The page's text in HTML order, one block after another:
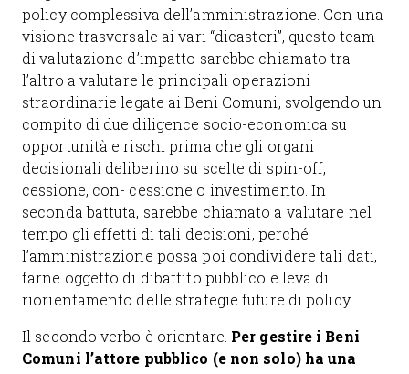
policy complessiva dell’amministrazione. Con una
visione trasversale ai vari “dicasteri”, questo team
di valutazione d’impatto sarebbe chiamato tra
l’altro a valutare le principali operazioni
straordinarie legate ai Beni Comuni, svolgendo un
compito di due diligence socio-economica su
opportunità e rischi prima che gli organi
decisionali deliberino su scelte di spin-off,
cessione, con- cessione o investimento. In
seconda battuta, sarebbe chiamato a valutare nel
tempo gli effetti di tali decisioni, perché
l’amministrazione possa poi condividere tali dati,
farne oggetto di dibattito pubblico e leva di
riorientamento delle strategie future di policy.
Il secondo verbo è orientare. Per gestire i Beni
Comuni l’attore pubblico (e non solo) ha una